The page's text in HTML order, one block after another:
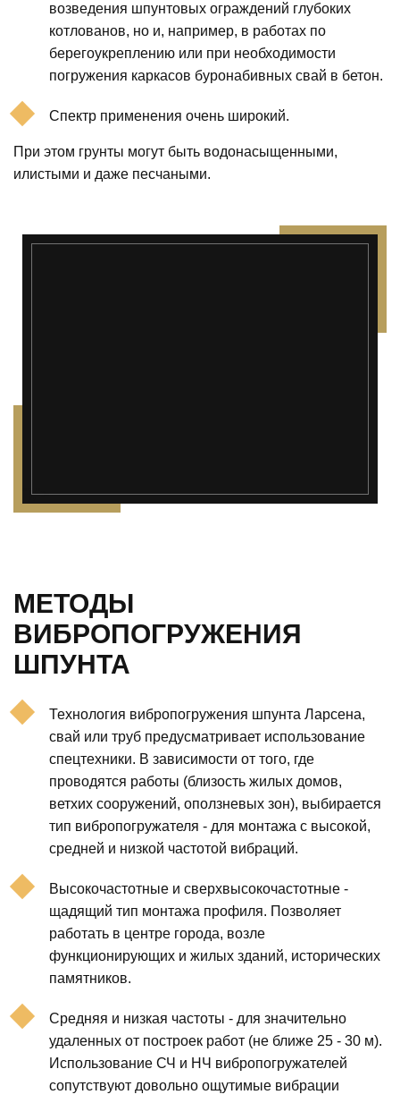
возведения шпунтовых ограждений глубоких
котлованов, но и, например, в работах по
берегоукреплению или при необходимости
погружения каркасов буронабивных свай в бетон.
Спектр применения очень широкий.
При этом грунты могут быть водонасыщенными,
илистыми и даже песчаными.
");">
МЕТОДЫ
ВИБРОПОГРУЖЕНИЯ
ШПУНТА
Технология вибропогружения шпунта Ларсена,
свай или труб предусматривает использование
спецтехники. В зависимости от того, где
проводятся работы (близость жилых домов,
ветхих сооружений, оползневых зон), выбирается
тип вибропогружателя - для монтажа с высокой,
средней и низкой частотой вибраций.
Высокочастотные и сверхвысокочастотные -
щадящий тип монтажа профиля. Позволяет
работать в центре города, возле
функционирующих и жилых зданий, исторических
памятников.
Средняя и низкая частоты - для значительно
удаленных от построек работ (не ближе 25 - 30 м).
Использование СЧ и НЧ вибропогружателей
сопутствуют довольно ощутимые вибрации